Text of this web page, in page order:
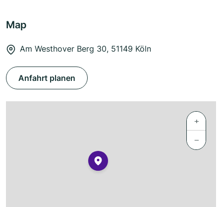
Map
Am Westhover Berg 30, 51149 Köln
Anfahrt planen
+
−